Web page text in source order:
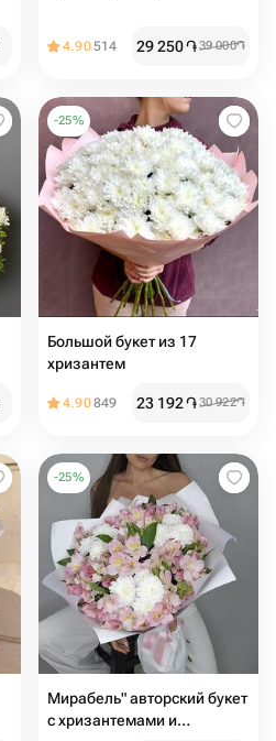
4.90514 29 250֏39 000֏
-25%
Большой букет из 17
хризантем
4.90849 23 192֏30 922֏
-25%
Мирабель" авторский букет
с хризантемами и